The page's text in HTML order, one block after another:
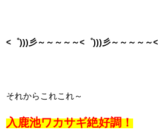
<゜)))彡～～～～～<゜)))彡～～～～～
それからこれこれ～
入鹿池ワカサギ絶好調！